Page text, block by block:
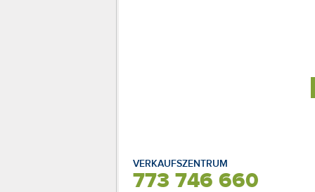
VERKAUFSZENTRUM
773 746 660